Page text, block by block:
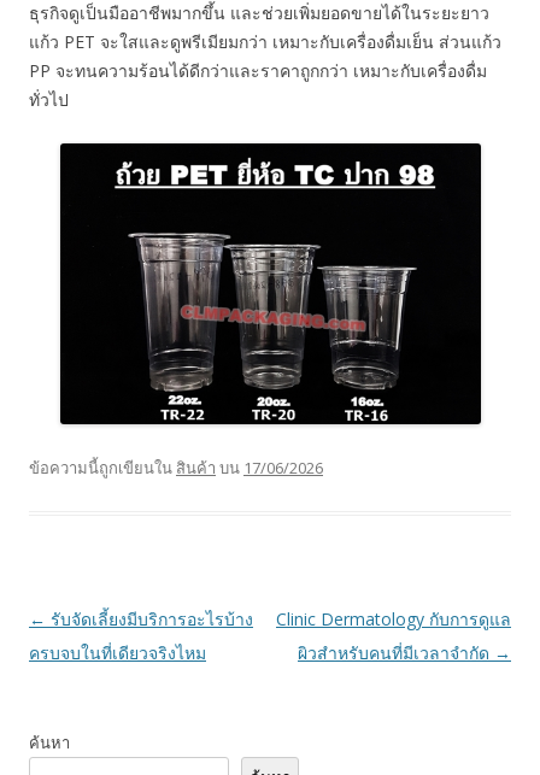
ธุรกิจดูเป็นมืออาชีพมากขึ้น และช่วยเพิ่มยอดขายได้ในระยะยาว
แก้ว PET จะใสและดูพรีเมียมกว่า เหมาะกับเครื่องดื่มเย็น ส่วนแก้ว
PP จะทนความร้อนได้ดีกว่าและราคาถูกกว่า เหมาะกับเครื่องดื่ม
ทั่วไป
ข้อความนี้ถูกเขียนใน สินค้า บน 17/06/2026
เมนู
นำทาง
← รับจัดเลี้ยงมีบริการอะไรบ้าง
ครบจบในที่เดียวจริงไหม
Clinic Dermatology กับการดูแล
ผิวสำหรับคนที่มีเวลาจำกัด →
ค้นหา